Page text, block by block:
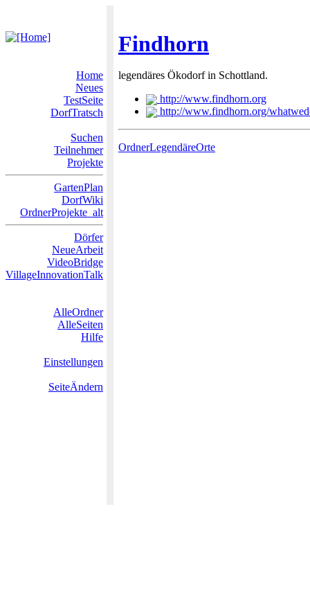
Findhorn
Home
Neues
TestSeite
DorfTratsch
Suchen
Teilnehmer
Projekte
GartenPlan
DorfWiki
OrdnerProjekte_alt
Dörfer
NeueArbeit
VideoBridge
VillageInnovationTalk
AlleOrdner
AlleSeiten
Hilfe
Einstellungen
SeiteÄndern
legendäres Ökodorf in Schottland.
http://www.findhorn.org
http://www.findhorn.org/
OrdnerLegendäreOrte